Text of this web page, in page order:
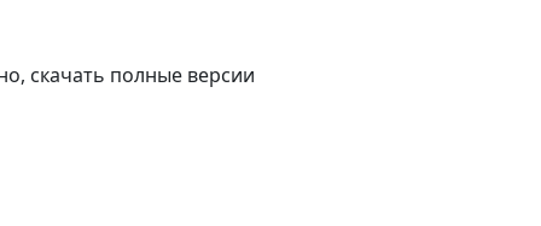
скачать полные версии